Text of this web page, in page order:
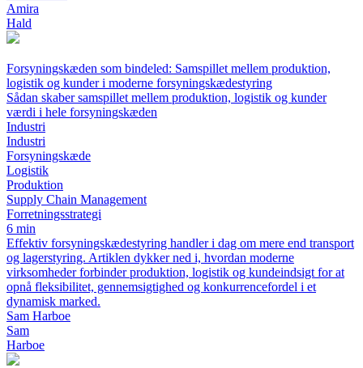
Amira
Hald
Forsyningskæden som bindeled: Samspillet mellem produktion,
logistik og kunder i moderne forsyningskædestyring
Sådan skaber samspillet mellem produktion, logistik og kunder
værdi i hele forsyningskæden
Industri
Industri
Forsyningskæde
Logistik
Produktion
Supply Chain Management
Forretningsstrategi
6 min
Effektiv forsyningskædestyring handler i dag om mere end transport
og lagerstyring. Artiklen dykker ned i, hvordan moderne
virksomheder forbinder produktion, logistik og kundeindsigt for at
opnå fleksibilitet, gennemsigtighed og konkurrencefordel i et
dynamisk marked.
Sam Harboe
Sam
Harboe